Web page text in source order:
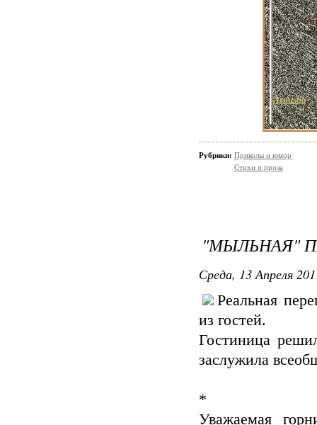
Arnusha
Рубрики: Приколы и юмор
Стихи и проза
"МЫЛЬНАЯ"
Среда, 13 Апреля
Реальная
из гостей.
Гостиница
заслужила
*
Уважаемая